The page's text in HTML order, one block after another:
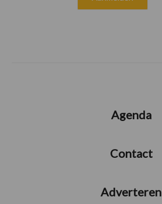
Agenda
Contact
Adverteren